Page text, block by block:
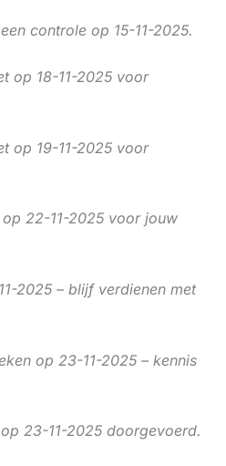
controle op 15-11-2025.
op 18-11-2025 voor
op 19-11-2025 voor
22-11-2025 voor jouw
2025 – blijf verdienen met
op 23-11-2025 – kennis
23-11-2025 doorgevoerd.